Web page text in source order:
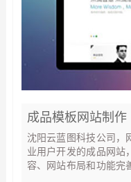
成品模板网站制作
沈阳云蓝图科技公司，
业用户开发的成品网站
容、网站布局和功能完